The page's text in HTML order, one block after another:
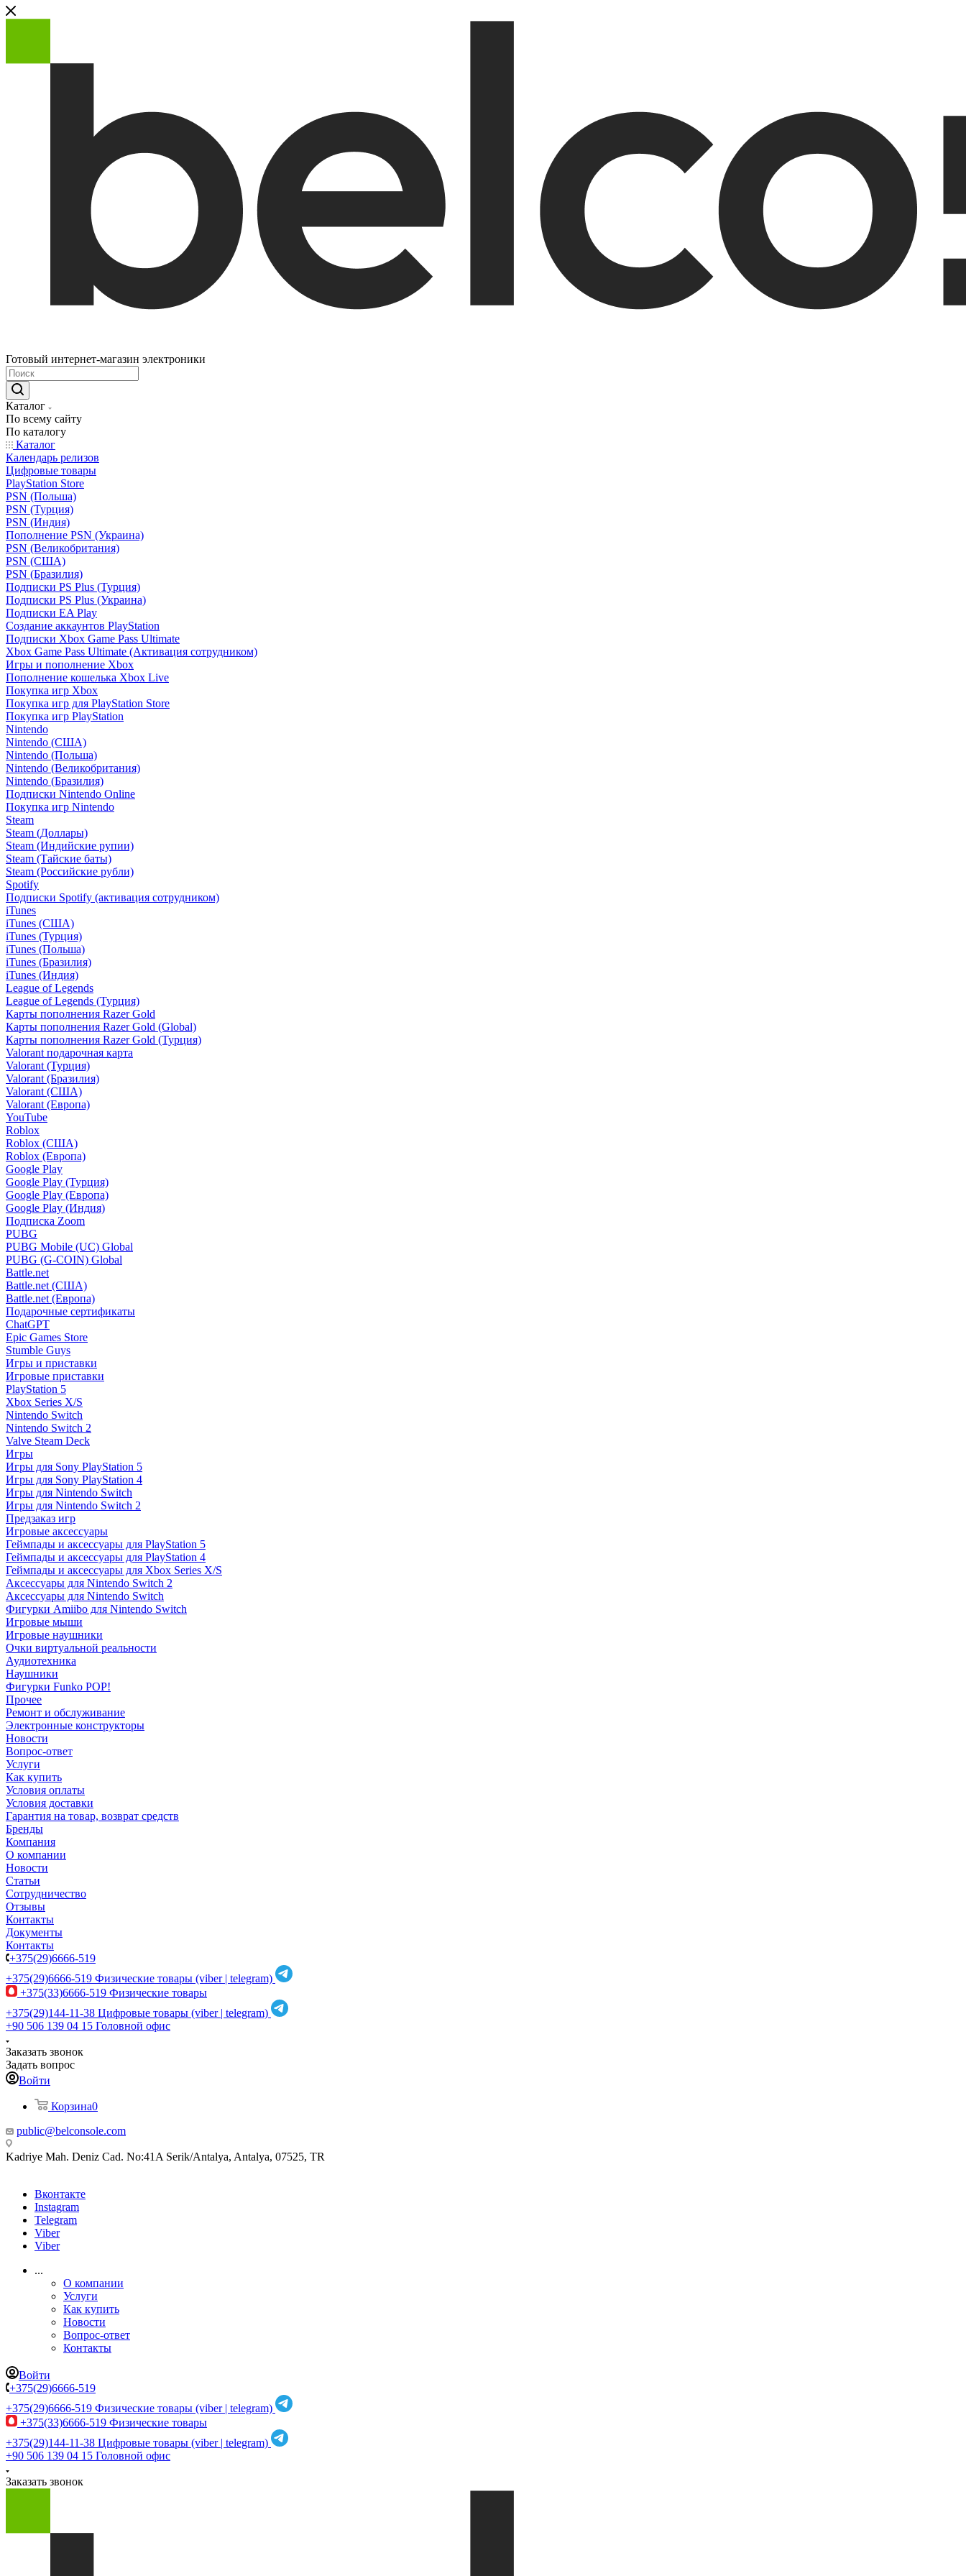
Готовый интернет-магазин электроники
Каталог
По всему сайту
По каталогу
Каталог
Календарь релизов
Цифровые товары
PlayStation Store
PSN (Польша)
PSN (Турция)
PSN (Индия)
Пополнение PSN (Украина)
PSN (Великобритания)
PSN (США)
PSN (Бразилия)
Подписки PS Plus (Турция)
Подписки PS Plus (Украина)
Подписки EA Play
Создание аккаунтов PlayStation
Подписки Xbox Game Pass Ultimate
Xbox Game Pass Ultimate (Активация сотрудником)
Игры и пополнение Xbox
Пополнение кошелька Xbox Live
Покупка игр Xbox
Покупка игр для PlayStation Store
Покупка игр PlayStation
Nintendo
Nintendo (США)
Nintendo (Польша)
Nintendo (Великобритания)
Nintendo (Бразилия)
Подписки Nintendo Online
Покупка игр Nintendo
Steam
Steam (Доллары)
Steam (Индийские рупии)
Steam (Тайские баты)
Steam (Российские рубли)
Spotify
Подписки Spotify (активация сотрудником)
iTunes
iTunes (США)
iTunes (Турция)
iTunes (Польша)
iTunes (Бразилия)
iTunes (Индия)
League of Legends
League of Legends (Турция)
Карты пополнения Razer Gold
Карты пополнения Razer Gold (Global)
Карты пополнения Razer Gold (Турция)
Valorant подарочная карта
Valorant (Турция)
Valorant (Бразилия)
Valorant (США)
Valorant (Европа)
YouTube
Roblox
Roblox (США)
Roblox (Европа)
Google Play
Google Play (Турция)
Google Play (Европа)
Google Play (Индия)
Подписка Zoom
PUBG
PUBG Mobile (UC) Global
PUBG (G-COIN) Global
Battle.net
Battle.net (США)
Battle.net (Европа)
Подарочные сертификаты
ChatGPT
Epic Games Store
Stumble Guys
Игры и приставки
Игровые приставки
PlayStation 5
Xbox Series X/S
Nintendo Switch
Nintendo Switch 2
Valve Steam Deck
Игры
Игры для Sony PlayStation 5
Игры для Sony PlayStation 4
Игры для Nintendo Switch
Игры для Nintendo Switch 2
Предзаказ игр
Игровые аксессуары
Геймпады и аксессуары для PlayStation 5
Геймпады и аксессуары для PlayStation 4
Геймпады и аксессуары для Xbox Series X/S
Аксессуары для Nintendo Switch 2
Аксессуары для Nintendo Switch
Фигурки Amiibo для Nintendo Switch
Игровые мыши
Игровые наушники
Очки виртуальной реальности
Аудиотехника
Наушники
Фигурки Funko POP!
Прочее
Ремонт и обслуживание
Электронные конструкторы
Новости
Вопрос-ответ
Услуги
Как купить
Условия оплаты
Условия доставки
Гарантия на товар, возврат средств
Бренды
Компания
О компании
Новости
Статьи
Сотрудничество
Отзывы
Контакты
Документы
Контакты
+375(29)6666-519
+375(29)6666-519 Физические товары (viber | telegram)
+375(33)6666-519 Физические товары
+375(29)144-11-38 Цифровые товары (viber | telegram)
+90 506 139 04 15 Головной офис
Заказать звонок
Задать вопрос
Войти
Корзина0
public@belconsole.com
Kadriye Mah. Deniz Cad. No:41A Serik/Antalya, Antalya, 07525, TR
Вконтакте
Instagram
Telegram
Viber
Viber
...
О компании
Услуги
Как купить
Новости
Вопрос-ответ
Контакты
Войти
+375(29)6666-519
+375(29)6666-519 Физические товары (viber | telegram)
+375(33)6666-519 Физические товары
+375(29)144-11-38 Цифровые товары (viber | telegram)
+90 506 139 04 15 Головной офис
Заказать звонок